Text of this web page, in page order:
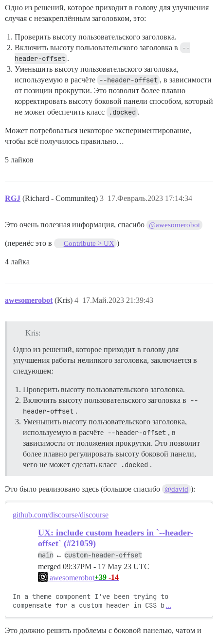
Одно из решений, которое приходит в голову для улучшения
случая с незакреплённым заголовком, это:
Проверить высоту пользовательского заголовка.
Включить высоту пользовательского заголовка в
--
header-offset .
Уменьшить высоту пользовательского заголовка,
используемую в расчёте --header-offset , в зависимости
от позиции прокрутки. Это позволит более плавно
корректировать высоту боковой панели способом, который
не может обеспечить класс
.docked .
Может потребоваться некоторое экспериментирование,
чтобы всё получилось правильно…
5 лайков
RGJ (Richard - Communiteq) 17.Февраль.2023 17:14:34
3
Это очень полезная информация, спасибо @awesomerobot
(перенёс это в Contribute > UX )
4 лайка
awesomerobot (Kris) 17.Май.2023 21:39:43
4
Kris:
Одно из решений, которое приходит в голову для
улучшения работы нелипкого заголовка, заключается в
следующем:
Проверить высоту пользовательского заголовка.
Включить высоту пользовательского заголовка в
--
header-offset .
Уменьшить высоту пользовательского заголовка,
используемую в расчёте --header-offset , в
зависимости от положения прокрутки. Это позволит
более плавно регулировать высоту боковой панели,
чего не может сделать класс
.docked .
Это было реализовано здесь (большое спасибо @david ):
github.com/discourse/discourse
UX: include custom headers in `--header-
offset` (#21059)
main ← custom-header-offset
merged 09:37PM - 17 May 23 UTC
awesomerobot+39 -14
In a theme component I've been trying to
compensate for a custom header in CSS b …
Это должно решить проблемы с боковой панелью, чатом и